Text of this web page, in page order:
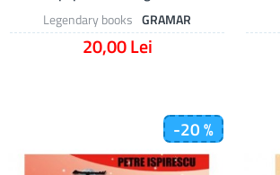
Legendary books GRAMAR
20,00 Lei
-20 %